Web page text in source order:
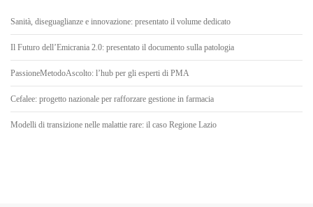
Sanità, diseguaglianze e innovazione: presentato il volume dedicato
Il Futuro dell’Emicrania 2.0: presentato il documento sulla patologia
PassioneMetodoAscolto: l’hub per gli esperti di PMA
Cefalee: progetto nazionale per rafforzare gestione in farmacia
Modelli di transizione nelle malattie rare: il caso Regione Lazio